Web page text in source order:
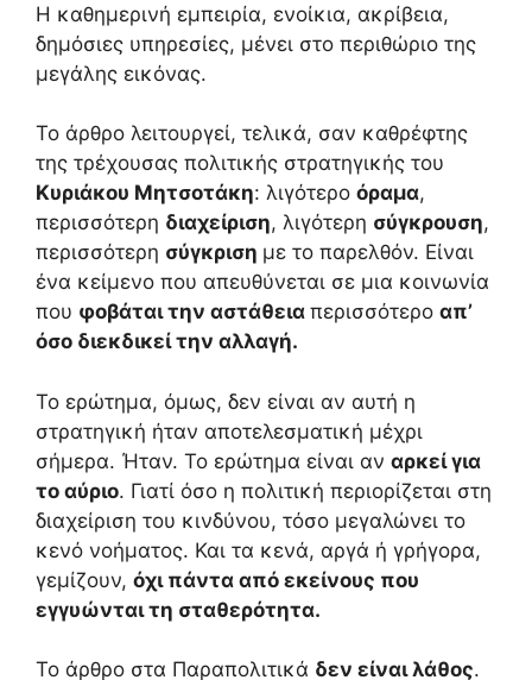
Η καθημερινή εμπειρία, ενοίκια, ακρίβεια,
δημόσιες υπηρεσίες, μένει στο περιθώριο της
μεγάλης εικόνας.
Το άρθρο λειτουργεί, τελικά, σαν καθρέφτης
της τρέχουσας πολιτικής στρατηγικής του
Κυριάκου Μητσοτάκη: λιγότερο όραμα,
περισσότερη διαχείριση, λιγότερη σύγκρουση,
περισσότερη σύγκριση με το παρελθόν. Είναι
ένα κείμενο που απευθύνεται σε μια κοινωνία
που φοβάται την αστάθεια περισσότερο απ’
όσο διεκδικεί την αλλαγή.
Το ερώτημα, όμως, δεν είναι αν αυτή η
στρατηγική ήταν αποτελεσματική μέχρι
σήμερα. Ήταν. Το ερώτημα είναι αν αρκεί για
το αύριο. Γιατί όσο η πολιτική περιορίζεται στη
διαχείριση του κινδύνου, τόσο μεγαλώνει το
κενό νοήματος. Και τα κενά, αργά ή γρήγορα,
γεμίζουν, όχι πάντα από εκείνους που
εγγυώνται τη σταθερότητα.
Το άρθρο στα Παραπολιτικά δεν είναι λάθος.